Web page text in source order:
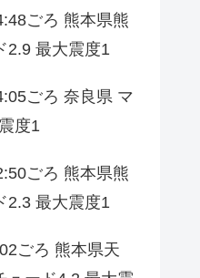
ごろ 熊本県熊
2.9 最大震度1
ごろ 奈良県 マ
度1
ごろ 熊本県熊
2.3 最大震度1
ごろ 熊本県天